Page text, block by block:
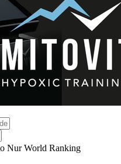
Nur World Ranking